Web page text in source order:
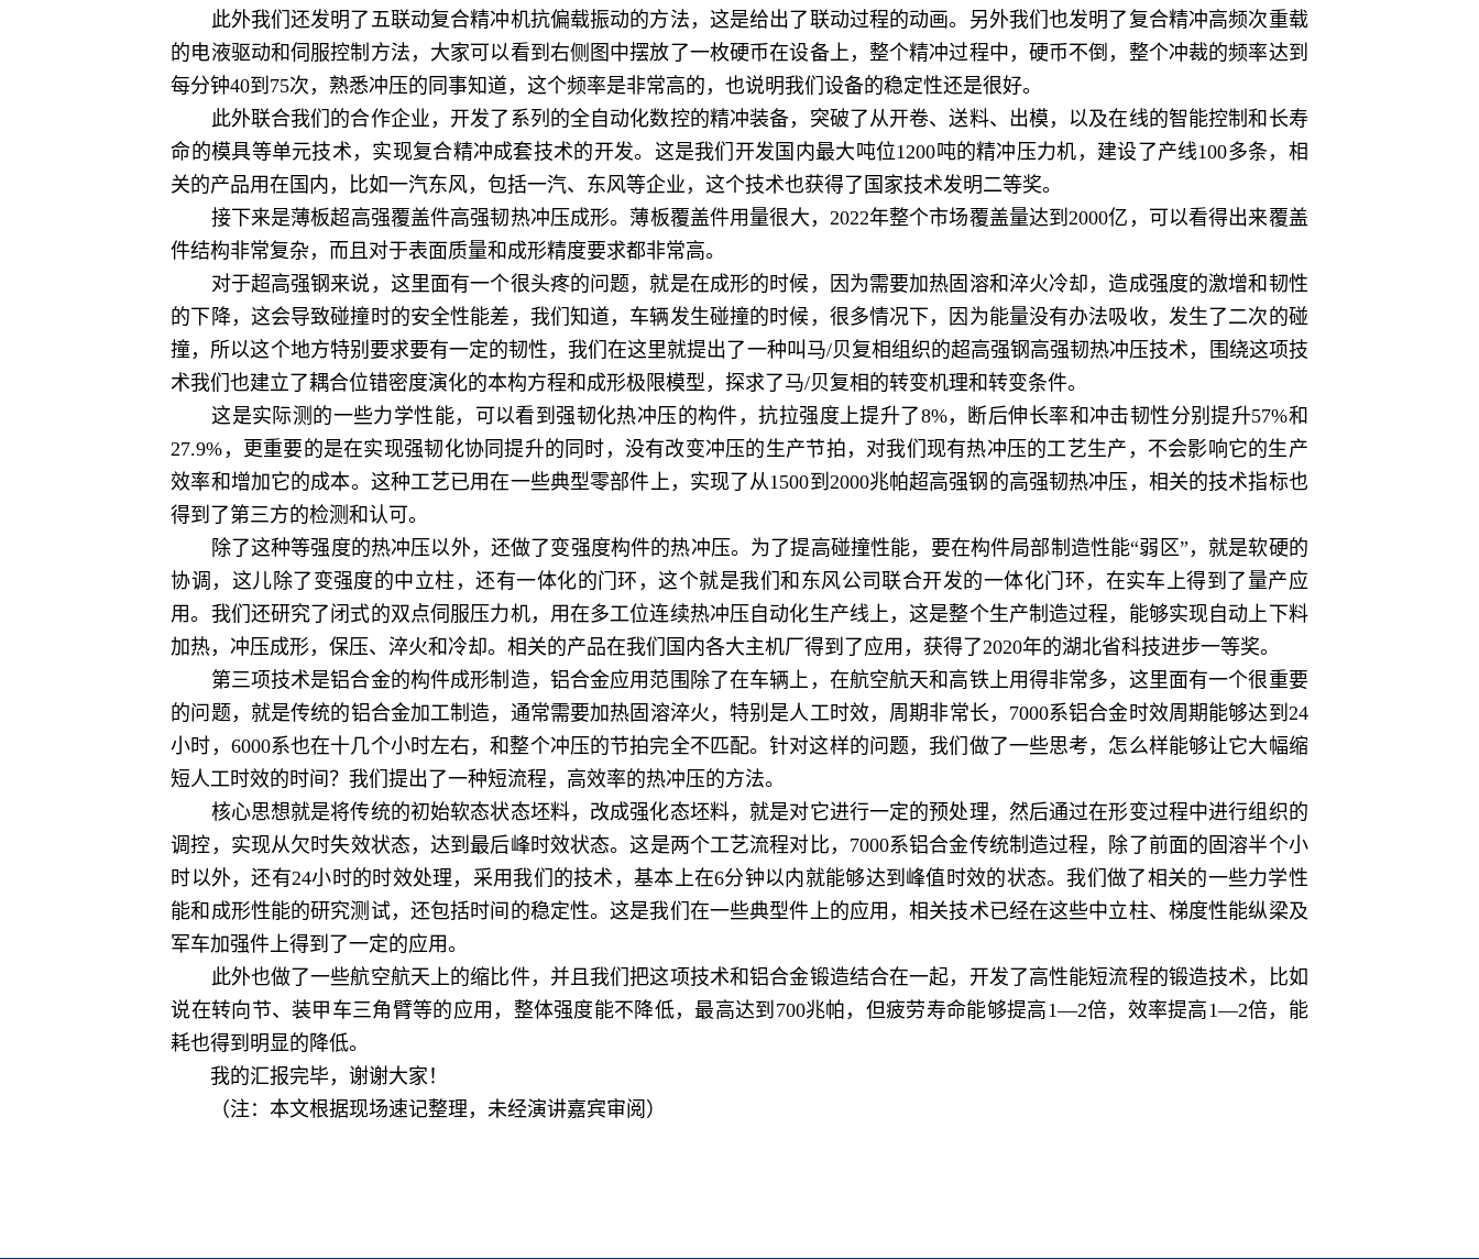
此外我们还发明了五联动复合精冲机抗偏载振动的方法，这是给出了联动过程的动画。另外我们也发明了复合精冲高频次重载
的电液驱动和伺服控制方法，大家可以看到右侧图中摆放了一枚硬币在设备上，整个精冲过程中，硬币不倒，整个冲裁的频率达到
每分钟40到75次，熟悉冲压的同事知道，这个频率是非常高的，也说明我们设备的稳定性还是很好。
此外联合我们的合作企业，开发了系列的全自动化数控的精冲装备，突破了从开卷、送料、出模，以及在线的智能控制和长寿
命的模具等单元技术，实现复合精冲成套技术的开发。这是我们开发国内最大吨位1200吨的精冲压力机，建设了产线100多条，相
关的产品用在国内，比如一汽东风，包括一汽、东风等企业，这个技术也获得了国家技术发明二等奖。
接下来是薄板超高强覆盖件高强韧热冲压成形。薄板覆盖件用量很大，2022年整个市场覆盖量达到2000亿，可以看得出来覆盖
件结构非常复杂，而且对于表面质量和成形精度要求都非常高。
对于超高强钢来说，这里面有一个很头疼的问题，就是在成形的时候，因为需要加热固溶和淬火冷却，造成强度的激增和韧性
的下降，这会导致碰撞时的安全性能差，我们知道，车辆发生碰撞的时候，很多情况下，因为能量没有办法吸收，发生了二次的碰
撞，所以这个地方特别要求要有一定的韧性，我们在这里就提出了一种叫马/贝复相组织的超高强钢高强韧热冲压技术，围绕这项技
术我们也建立了耦合位错密度演化的本构方程和成形极限模型，探求了马/贝复相的转变机理和转变条件。
这是实际测的一些力学性能，可以看到强韧化热冲压的构件，抗拉强度上提升了8%，断后伸长率和冲击韧性分别提升57%和
27.9%，更重要的是在实现强韧化协同提升的同时，没有改变冲压的生产节拍，对我们现有热冲压的工艺生产，不会影响它的生产
效率和增加它的成本。这种工艺已用在一些典型零部件上，实现了从1500到2000兆帕超高强钢的高强韧热冲压，相关的技术指标也
得到了第三方的检测和认可。
除了这种等强度的热冲压以外，还做了变强度构件的热冲压。为了提高碰撞性能，要在构件局部制造性能“弱区”，就是软硬的
协调，这儿除了变强度的中立柱，还有一体化的门环，这个就是我们和东风公司联合开发的一体化门环，在实车上得到了量产应
用。我们还研究了闭式的双点伺服压力机，用在多工位连续热冲压自动化生产线上，这是整个生产制造过程，能够实现自动上下料
加热，冲压成形，保压、淬火和冷却。相关的产品在我们国内各大主机厂得到了应用，获得了2020年的湖北省科技进步一等奖。
第三项技术是铝合金的构件成形制造，铝合金应用范围除了在车辆上，在航空航天和高铁上用得非常多，这里面有一个很重要
的问题，就是传统的铝合金加工制造，通常需要加热固溶淬火，特别是人工时效，周期非常长，7000系铝合金时效周期能够达到24
小时，6000系也在十几个小时左右，和整个冲压的节拍完全不匹配。针对这样的问题，我们做了一些思考，怎么样能够让它大幅缩
短人工时效的时间？我们提出了一种短流程，高效率的热冲压的方法。
核心思想就是将传统的初始软态状态坯料，改成强化态坯料，就是对它进行一定的预处理，然后通过在形变过程中进行组织的
调控，实现从欠时失效状态，达到最后峰时效状态。这是两个工艺流程对比，7000系铝合金传统制造过程，除了前面的固溶半个小
时以外，还有24小时的时效处理，采用我们的技术，基本上在6分钟以内就能够达到峰值时效的状态。我们做了相关的一些力学性
能和成形性能的研究测试，还包括时间的稳定性。这是我们在一些典型件上的应用，相关技术已经在这些中立柱、梯度性能纵梁及
军车加强件上得到了一定的应用。
此外也做了一些航空航天上的缩比件，并且我们把这项技术和铝合金锻造结合在一起，开发了高性能短流程的锻造技术，比如
说在转向节、装甲车三角臂等的应用，整体强度能不降低，最高达到700兆帕，但疲劳寿命能够提高1—2倍，效率提高1—2倍，能
耗也得到明显的降低。
我的汇报完毕，谢谢大家！
（注：本文根据现场速记整理，未经演讲嘉宾审阅）